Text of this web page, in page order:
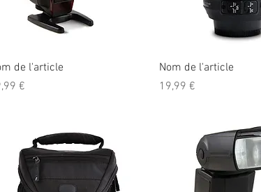
Aperçu rapide
de l'article
€
Aperçu rapide
Nom de l'article
Prix
19,99 €